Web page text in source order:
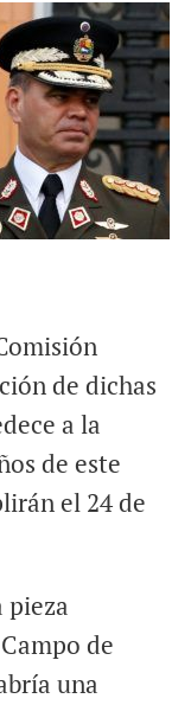
de dichas
a la
de este
el 24 de
pieza
de
una